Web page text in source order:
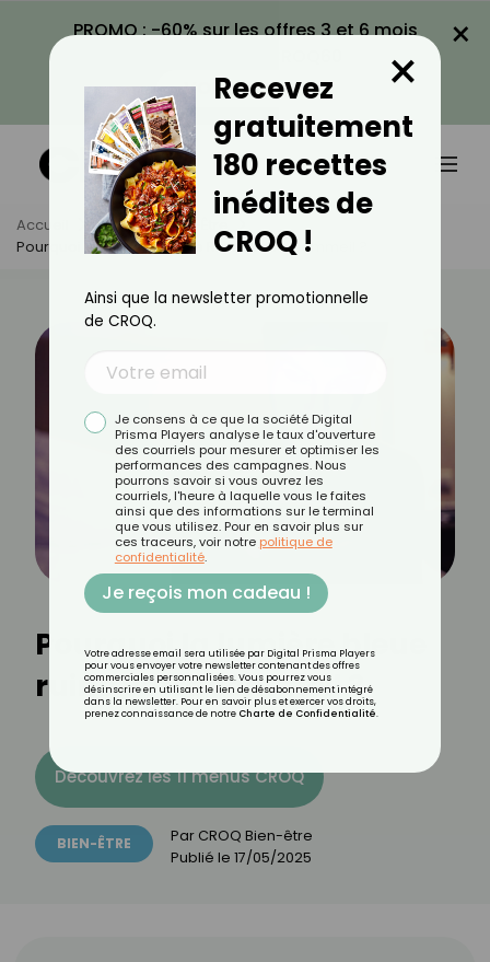
PROMO : -60% sur les offres 3 et 6 mois
VOIR LA PROMO
×
Accueil Actus
Bien-Être
Pourquoi La Lumière Bleue Ruine Votre Sommeil ?
Pourquoi la lumière bleue
ruine votre sommeil ?
Découvrez les 11 menus CROQ
BIEN-ÊTRE Par CROQ Bien-être
Publié le 17/05/2025
Recevez
gratuitement
180 recettes
inédites de
CROQ !
×
Ainsi que la newsletter promotionnelle
de CROQ.
Je consens à ce que la société Digital
Prisma Players analyse le taux d'ouverture
des courriels pour mesurer et optimiser les
performances des campagnes. Nous
pourrons savoir si vous ouvrez les
courriels, l'heure à laquelle vous le faites
ainsi que des informations sur le terminal
que vous utilisez. Pour en savoir plus sur
ces traceurs, voir notre politique de
confidentialité.
Je reçois mon cadeau !
Votre adresse email sera utilisée par Digital Prisma Players
pour vous envoyer votre newsletter contenant des offres
commerciales personnalisées. Vous pourrez vous
désinscrire en utilisant le lien de désabonnement intégré
dans la newsletter. Pour en savoir plus et exercer vos droits,
prenez connaissance de notre Charte de Confidentialité.